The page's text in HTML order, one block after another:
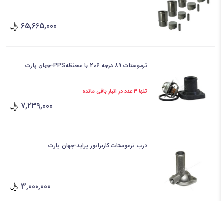
65,665,000
ترموستات 89 درجه 206 با محفظهPPS-جهان پارت
تنها 3 عدد در انبار باقی مانده
7,239,000
درب ترموستات کاربراتور پراید-جهان پارت
3,000,000